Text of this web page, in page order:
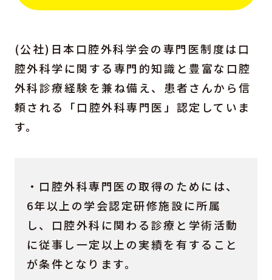
(公社)日本口腔外科学会の専門医制度は口
腔外科学に関する専門的知識と豊富な口腔
外科診療経験を兼ね備え、患者さんから信
頼される「口腔外科専門医」認定していま
す。
・口腔外科専門医の取得のためには、
6年以上の学会認定研修施設に所属
し、口腔外科に関わる診療と学術活動
に従事し一定以上の実績を有すること
が条件となります。